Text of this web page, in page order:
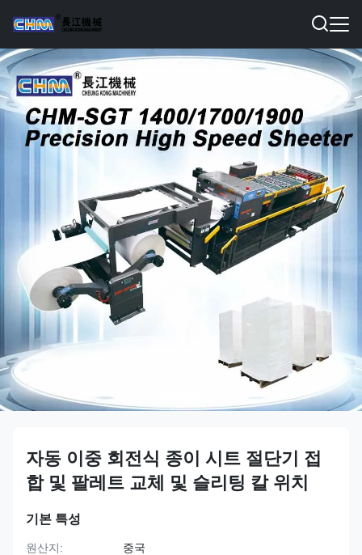
자동 이중 회전식 종이 시트 절단기 접
합 및 팔레트 교체 및 슬리팅 칼 위치
기본 특성
원산지:
중국